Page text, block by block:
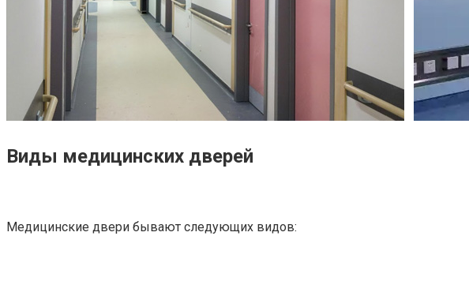
Виды медицинских дверей
Медицинские двери бывают следующих видов: